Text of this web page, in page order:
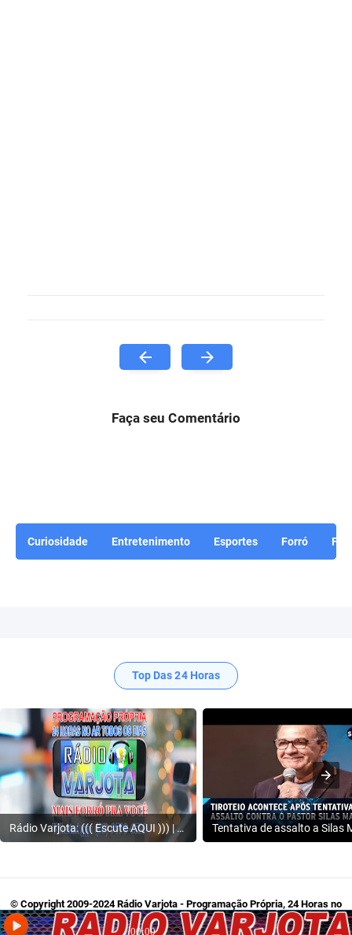
Faça seu Comentário
Curiosidade Entretenimento Esportes Forró
Top Das 24 Horas
Rádio Varjota: ((( Escute AQUI ))) | Conheça a Nossa Programação
© Copyright 2009-2024Rádio Varjota - Programação Própria, 24 Horas no
Ar. Acesse:Twitter,Tik Tok